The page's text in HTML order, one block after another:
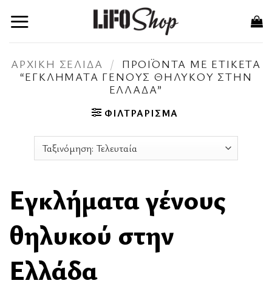
στο
ΑΡΧΙΚΉ ΣΕΛΊΔΑ /
ΠΡΟΪΌΝΤΑ ΜΕ ΕΤΙΚΈΤΑ
“ΕΓΚΛΉΜΑΤΑ ΓΈΝΟΥΣ ΘΗΛΥΚΟΎ ΣΤΗΝ
ΕΛΛΆΔΑ”
ΦΙΛΤΡΆΡΙΣΜΑ
Εγκλήματα γένους
θηλυκού στην
Ελλάδα